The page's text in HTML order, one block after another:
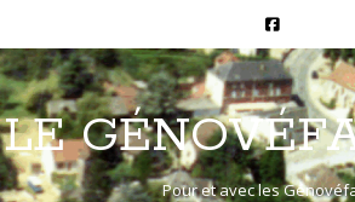
LE
Pour et avec les